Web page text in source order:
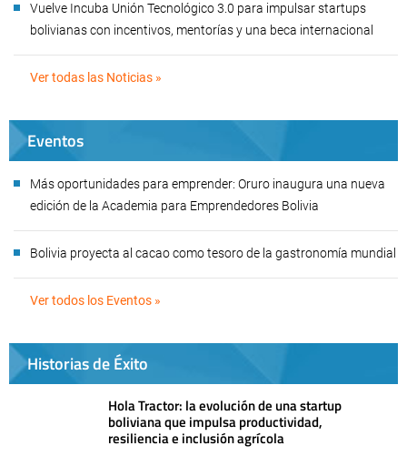
Vuelve Incuba Unión Tecnológico 3.0 para impulsar startups
bolivianas con incentivos, mentorías y una beca internacional
Ver todas las Noticias »
Eventos
Más oportunidades para emprender: Oruro inaugura una nueva
edición de la Academia para Emprendedores Bolivia
Bolivia proyecta al cacao como tesoro de la gastronomía mundial
Ver todos los Eventos »
Historias de Éxito
Hola Tractor: la evolución de una startup
boliviana que impulsa productividad,
resiliencia e inclusión agrícola